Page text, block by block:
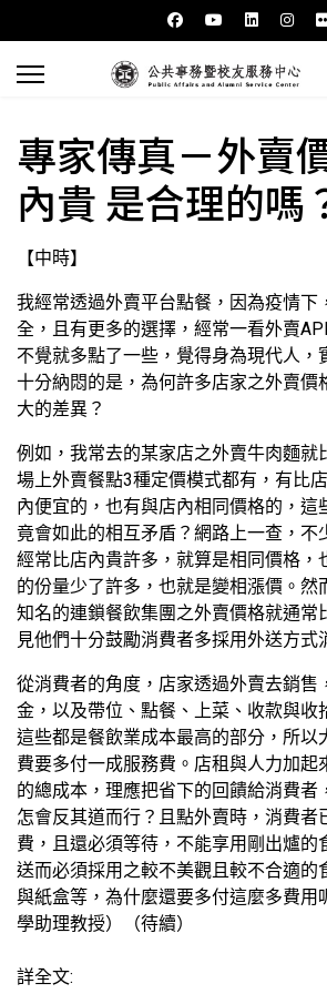
專家傳真－外賣
內貴 是合理的嗎
【中時】
我經常透過外賣平台點餐，因為疫情下
全，且有更多的選擇，經常一看外賣
不覺就多點了一些，覺得身為現代人，
十分納悶的是，為何許多店家之外賣價
大的差異？
例如，我常去的某家店之外賣牛肉麵就
場上外賣餐點3種定價模式都有，有比
內便宜的，也有與店內相同價格的，這
竟會如此的相互矛盾？網路上一查，不
經常比店內貴許多，就算是相同價格，
的份量少了許多，也就是變相漲價。然
知名的連鎖餐飲集團之外賣價格就通常
見他們十分鼓勵消費者多採用外送方式
從消費者的角度，店家透過外賣去銷售
金，以及帶位、點餐、上菜、收款與收
這些都是餐飲業成本最高的部分，所以
費要多付一成服務費。店租與人力加起
的總成本，理應把省下的回饋給消費者
怎會反其道而行？且點外賣時，消費者
費，且還必須等待，不能享用剛出爐的
送而必須採用之較不美觀且較不合適的
與紙盒等，為什麼還要多付這麼多費用
學助理教授）（待續）
詳全文: